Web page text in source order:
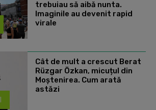
trebuiau să aibă nunta.
Imaginile au devenit rapid
virale
Cât de mult a crescut Berat
Rüzgar Özkan, micuțul din
Moștenirea. Cum arată
astăzi